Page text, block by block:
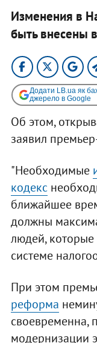
Изменения в
быть внесены
Додати LB.ua як
джерело в Google
Об этом,
заявил
"Необходимые
кодекс
ближайшее
должны
людей,
системе
При этом
реформа
своевременна,
модернизации